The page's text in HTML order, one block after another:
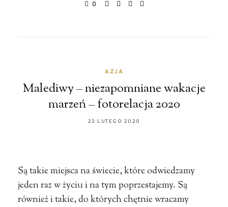
0
AZJA
Malediwy – niezapomniane wakacje
marzeń – fotorelacja 2020
23 LUTEGO 2020
Są takie miejsca na świecie, które odwiedzamy
jeden raz w życiu i na tym poprzestajemy. Są
również i takie, do których chętnie wracamy